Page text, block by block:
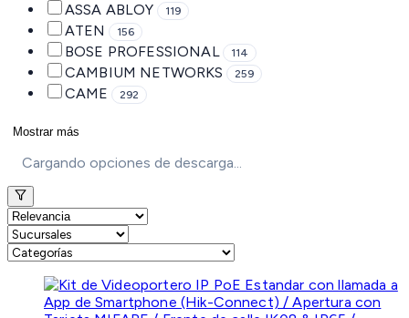
ASSA ABLOY 119
ATEN 156
BOSE PROFESSIONAL 114
CAMBIUM NETWORKS 259
CAME 292
Mostrar más
Cargando opciones de descarga...